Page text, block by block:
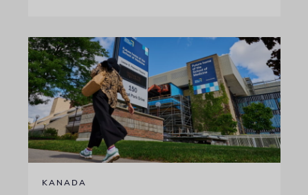
KANADA